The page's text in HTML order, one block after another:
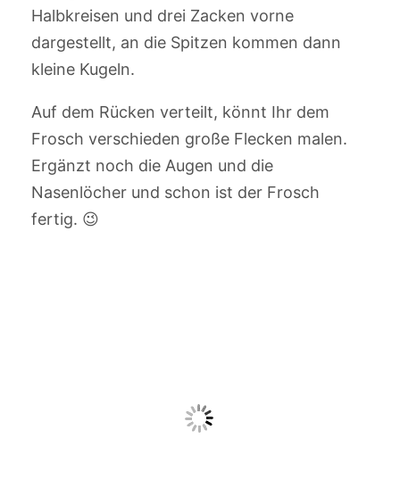
Halbkreisen und drei Zacken vorne
dargestellt, an die Spitzen kommen dann
kleine Kugeln.
Auf dem Rücken verteilt, könnt Ihr dem
Frosch verschieden große Flecken malen.
Ergänzt noch die Augen und die
Nasenlöcher und schon ist der Frosch
fertig. 😉